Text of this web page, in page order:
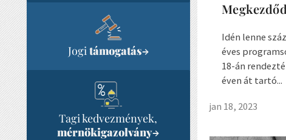
Jogitámogatás→
Tagi kedvezmények,
mérnökigazolvány→
Idén lenne
éves
18-án
éven át tartó...
jan 18, 2023